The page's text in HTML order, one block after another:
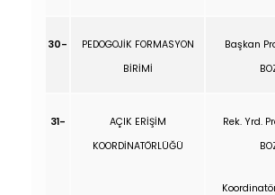
30-
PEDOGOJİK FORMASYON
BİRİMİ
Başkan
31-
AÇIK ERİŞİM
KOORDİNATÖRLÜĞÜ
Rek. Yrd.